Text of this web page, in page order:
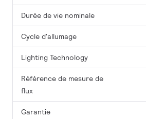
Durée de vie nominale
Cycle d'allumage
Lighting Technology
Référence de mesure de
flux
Garantie